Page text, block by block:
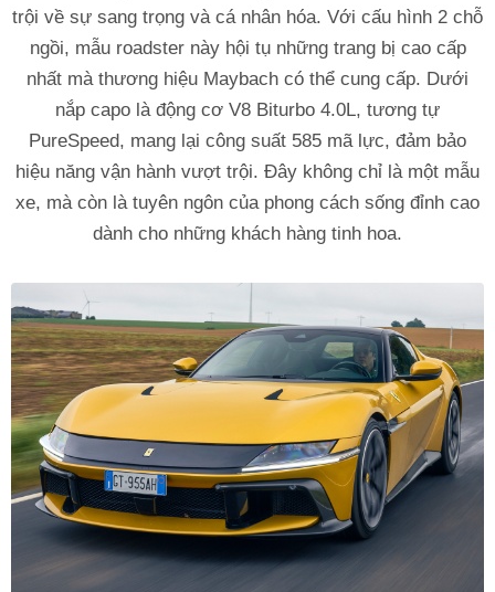
trội về sự sang trọng và cá nhân hóa. Với cấu hình 2 chỗ
ngồi, mẫu roadster này hội tụ những trang bị cao cấp
nhất mà thương hiệu Maybach có thể cung cấp. Dưới
nắp capo là động cơ V8 Biturbo 4.0L, tương tự
PureSpeed, mang lại công suất 585 mã lực, đảm bảo
hiệu năng vận hành vượt trội. Đây không chỉ là một mẫu
xe, mà còn là tuyên ngôn của phong cách sống đỉnh cao
dành cho những khách hàng tinh hoa.